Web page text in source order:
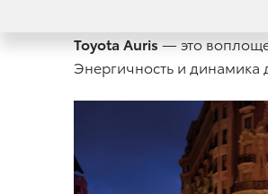
Toyota Auris — это
Энергичность и динамика